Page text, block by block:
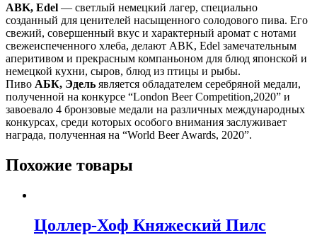
ABK, Edel — светлый немецкий лагер, специально
созданный для ценителей насыщенного солодового пива. Его
свежий, совершенный вкус и характерный аромат с нотами
свежеиспеченного хлеба, делают ABK, Edel замечательным
аперитивом и прекрасным компаньоном для блюд японской и
немецкой кухни, сыров, блюд из птицы и рыбы.
Пиво АБК, Эдель является обладателем серебряной медали,
полученной на конкурсе “London Beer Competition,2020” и
завоевало 4 бронзовые медали на различных международных
конкурсах, среди которых особого внимания заслуживает
награда, полученная на “World Beer Awards, 2020”.
Похожие товары
Цоллер-Хоф Княжеский Пилс